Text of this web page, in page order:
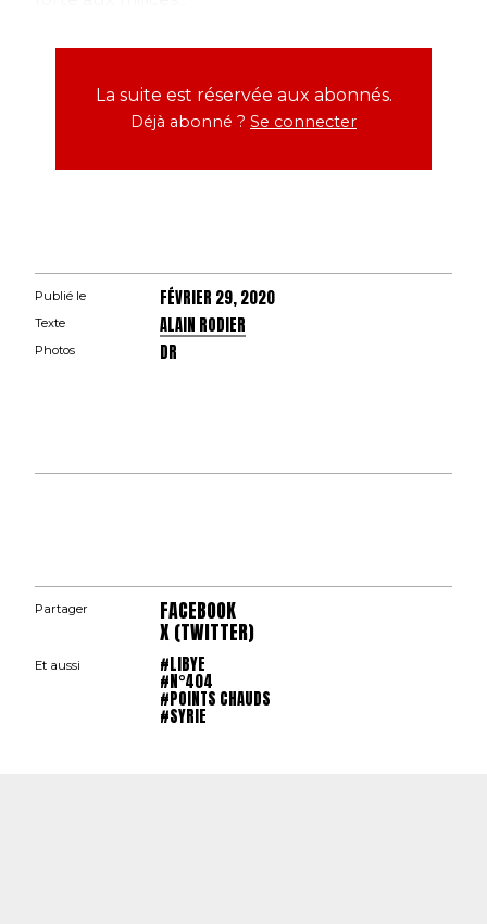
La suite est réservée aux abonnés.
Déjà abonné ? Se connecter
Publié le FÉVRIER 29, 2020
Texte ALAIN RODIER
Photos DR
Partager FACEBOOK
X (TWITTER)
Et aussi #LIBYE
#N°404
#POINTS CHAUDS
#SYRIE